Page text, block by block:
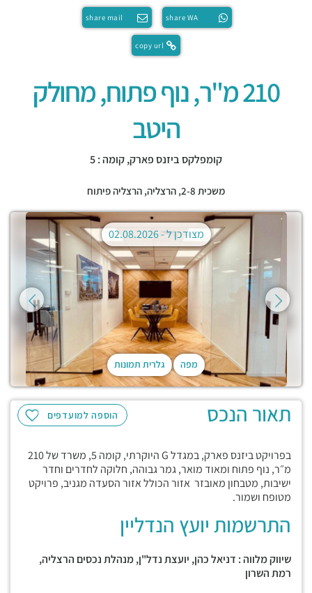
share WA
share mail
copy url
210 מ"ר, נוף פתוח, מחולק
היטב
קומפלקס ביזנס פארק, קומה : 5
משכית 2-8, הרצליה, הרצליה פיתוח
מפה גלרית תמונות
מצודכן ל -02.08.2026
הוספה למועדפים תאור הנכס
בפרויקט ביזנס פארק, במגדל G היוקרתי, קומה 5, משרד של 210
מ״ר, נוף פתוח ומאוד מואר, גמר גבוהה, חלוקה לחדרים וחדר
ישיבות, מטבחון מאובזר אזור הכולל אזור הסעדה מגניב, פרויקט
מטופח ושמור.
התרשמות יועץ הנדליין
שיווק מלווה : דניאל כהן, יועצת נדל"ן, מנהלת נכסים הרצליה,
רמת השרון